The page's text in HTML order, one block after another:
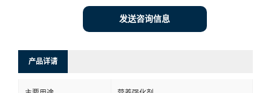
发送咨询信息
产品详请